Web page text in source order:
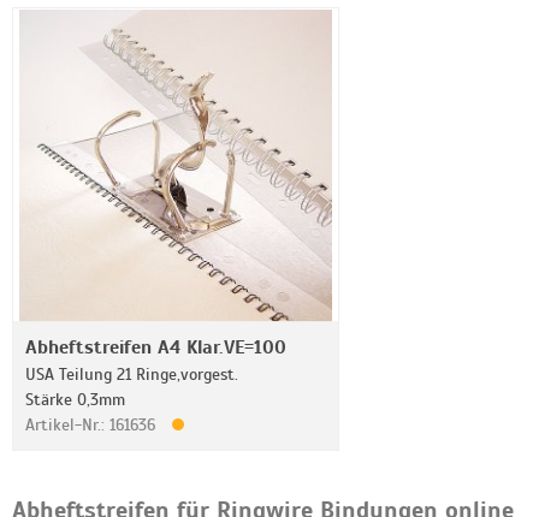
Abheftstreifen A4 Klar.VE=100
USA Teilung 21 Ringe,vorgest.
Stärke 0,3mm
Artikel-Nr.: 161636
Abheftstreifen für Ringwire Bindungen online